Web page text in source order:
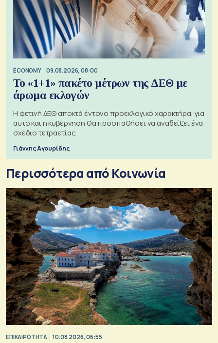
ECONOMY 09.08.2026, 08:00
Το «1+1» πακέτο μέτρων της ΔΕΘ με
άρωμα εκλογών
Η φετινή ΔΕΘ αποκτά έντονο προεκλογικό χαρακτήρα, για
αυτό και η κυβέρνηση θα προσπαθήσει να αναδείξει ένα
σχέδιο τετραετίας
Γιάννης Αγουρίδης
Περισσότερα από Κοινωνία
ΕΠΙΚΑΙΡΟΤΗΤΑ 10.08.2026, 06:55